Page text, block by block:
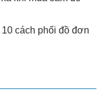
cách phối đồ đơn